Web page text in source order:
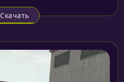
Скачать